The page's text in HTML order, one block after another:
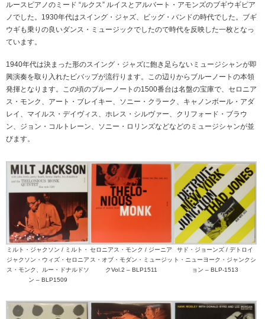
ルースピアノのミード “ルクス” ルイスとアルバート・アモンズのブギウギピア
ノでした。1930年代はスイング・ジャズ、ビッグ・バンドの時代でした。ブギ
ウギも乗りの良いダンス・ミュージックでしたので時代を反映した一枚となっ
ています。
1940年代は決まった形のスイング・ジャズに飽き足らないミュージシャンが即
興演奏を取り入れたビバップが流行ります。この辺りからブルーノートの本領
発揮となります。この頃のブルーノートの1500番台は名盤の宝庫で、セロニア
ス・モンク、アート・ブレイキー、ソニー・クラーク、キャノンボール・アダ
レイ、マイルス・デイヴィス、ホレス・シルヴァー、クリフォード・ブラウ
ン、ジョン・コルトレーン、ソニー・ロリンズなどなどのミュージシャンが並
びます。
ミルト・ジャクソン / ミルト・
ジャクソン・ウィズ・セロニア
ス・モンク、ルー・ドナルドソ
ン – BLP1509
セロニアス・モンク / ジーニア
ス・オブ・モダン・ミュージッ
クVol.2 – BLP1511
サド・ジョーンズ / デトロイ
ト・ニューヨーク・ジャンクシ
ョン – BLP-1513